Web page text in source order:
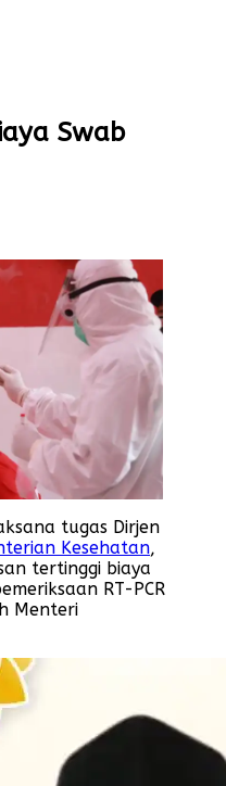
Swab
tugas Dirjen
Kesehatan,
tertinggi biaya
RT-PCR
Menteri